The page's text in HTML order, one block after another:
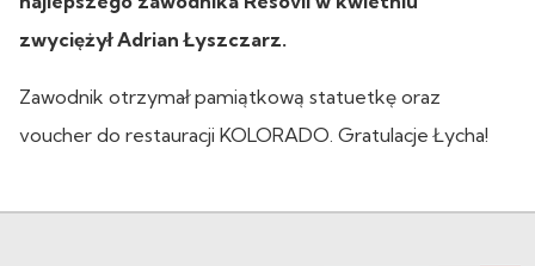
zwyciężył Adrian Łyszczarz.
Zawodnik otrzymał pamiątkową statuetkę oraz
voucher do restauracji KOLORADO. Gratulacje Łycha!